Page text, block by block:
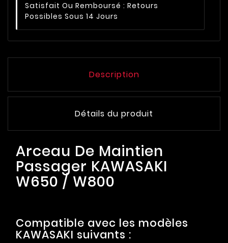
Satisfait Ou Remboursé : Retours
Possibles Sous 14 Jours
Description
Détails du produit
Arceau De Maintien
Passager KAWASAKI
W650 / W800
Compatible avec les modèles
KAWASAKI suivants :